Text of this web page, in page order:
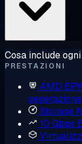
Cosa include
PRESTAZIONI
AMD
generazione
Storage
10 Gbps